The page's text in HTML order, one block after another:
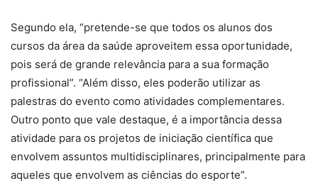
Segundo ela, “pretende-se que todos os alunos dos
cursos da área da saúde aproveitem essa oportunidade,
pois será de grande relevância para a sua formação
profissional”. “Além disso, eles poderão utilizar as
palestras do evento como atividades complementares.
Outro ponto que vale destaque, é a importância dessa
atividade para os projetos de iniciação científica que
envolvem assuntos multidisciplinares, principalmente para
aqueles que envolvem as ciências do esporte”.